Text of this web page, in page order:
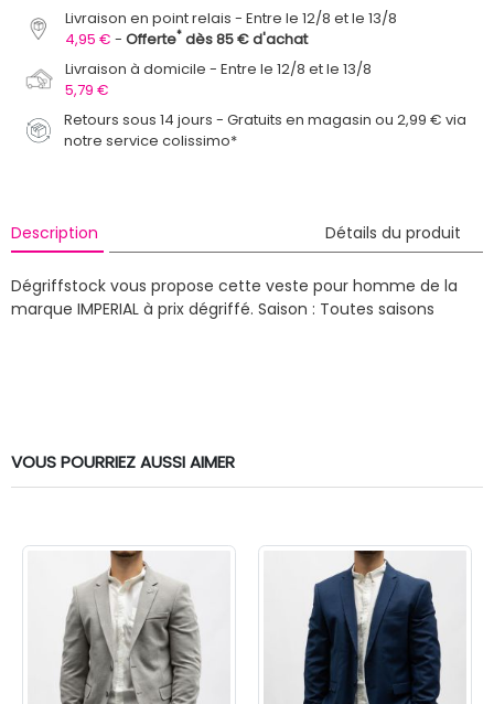
Livraison en point relais
Entre le 12/8 et le 13/8
4,95 €
Offerte* dès 85 € d'achat
Livraison à domicile
Entre le 12/8 et le 13/8
5,79 €
Retours sous 14 jours - Gratuits en magasin ou 2,99 € via
notre service colissimo*
Description Détails du produit
Dégriffstock vous propose cette veste pour homme de la
marque IMPERIAL à prix dégriffé. Saison : Toutes saisons
VOUS POURRIEZ AUSSI AIMER